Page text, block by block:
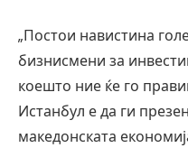
„Постои навистина
бизнисмени за
коешто ние ќе го
Истанбул е да ги
македонската